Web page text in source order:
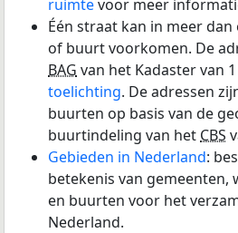
ruimtevoor meer
Één straat kan in meer
of buurt voorkomen. De
BAG van het Kadaster van
toelichting. De adressen
buurten op basis van de
buurtindeling van het CBS
Gebieden in Nederland:
betekenis van gemeenten,
en buurten voor het
Nederland.